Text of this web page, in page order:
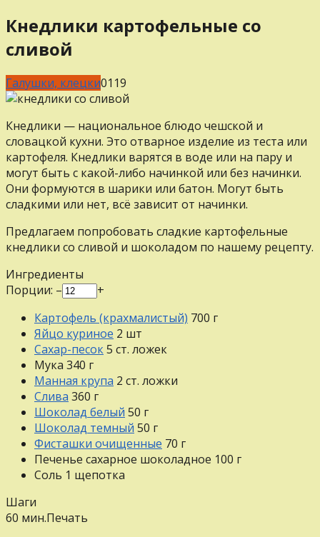
Кнедлики картофельные со
сливой
Галушки, клецки0119
Кнедлики — национальное блюдо чешской и
словацкой кухни. Это отварное изделие из теста или
картофеля. Кнедлики варятся в воде или на пару и
могут быть с какой-либо начинкой или без начинки.
Они формуются в шарики или батон. Могут быть
сладкими или нет, всё зависит от начинки.
Предлагаем попробовать сладкие картофельные
кнедлики со сливой и шоколадом по нашему рецепту.
Ингредиенты
Порции: –
+
Картофель (крахмалистый) 700 г
Яйцо куриное 2 шт
Сахар-песок5 ст. ложек
Мука 340 г
Манная крупа 2 ст. ложки
Слива 360 г
Шоколад белый 50 г
Шоколад темный 50 г
Фисташки очищенные 70 г
Печенье сахарное шоколадное 100 г
Соль 1 щепотка
Шаги
60 мин.Печать